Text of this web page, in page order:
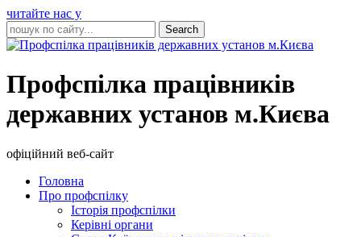
читайте нас у
Профспілка працівників
державних установ м.Києва
офіційний веб-сайт
Головна
Про профспілку
Історія профспілки
Керівні органи